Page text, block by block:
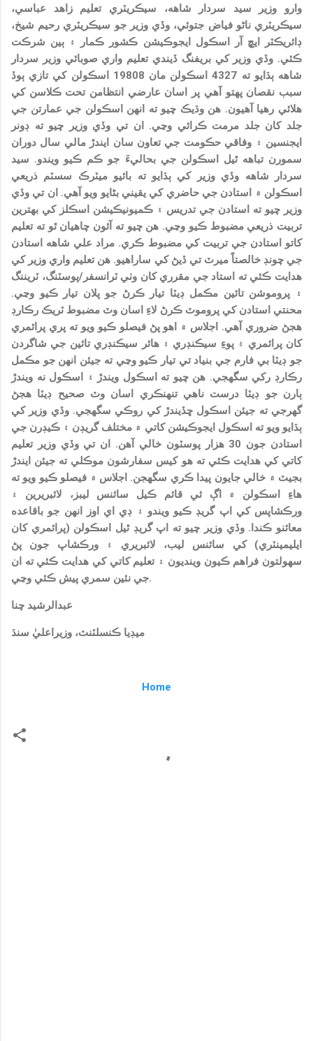
وارو وزير سيد سردار شاهه، سيڪريٽري تعليم زاهد عباسي،
سيڪريٽري ناڻو فياض جتوئي، وڏي وزير جو سيڪريٽري رحيم شيخ،
ڊائريڪٽر ايڇ آر اسڪول ايجوڪيشن ڪشور ڪمار ۽ ٻين شرڪت
ڪئي. وڏي وزير کي بريفنگ ڏيندي تعليم واري صوبائي وزير سردار
شاهه ٻڌايو ته 4327 اسڪولن مان 19808 اسڪولن کي تازي ٻوڏ
سبب نقصان پهتو آهي پر اسان عارضي انتظامن تحت ڪلاسن کي
هلائي رهيا آهيون. هن وڌيڪ چيو ته انهن اسڪولن جي عمارتن جي
جلد کان جلد مرمت ڪرائي وڃي. ان تي وڏي وزير چيو ته ڊونر
ايجنسين ۽ وفاقي حڪومت جي تعاون سان ايندڙ مالي سال دوران
سمورن تباهه ٿيل اسڪولن جي بحاليءَ جو ڪم ڪيو ويندو. سيد
سردار شاهه وڏي وزير کي ٻڌايو ته بائيو ميٽرڪ سسٽم ذريعي
اسڪولن ۾ استادن جي حاضري کي يقيني بڻايو ويو آهي. ان تي وڏي
وزير چيو ته استادن جي تدريس ۽ ڪميونيڪيشن اسڪلز کي بهترين
تربيت ذريعي مضبوط ڪيو وڃي. هن چيو ته آئون چاهيان ٿو ته تعليم
کاتو استادن جي تربيت کي مضبوط ڪري. مراد علي شاهه استادن
جي چونڊ خالصتاً ميرٽ تي ڏيڻ کي ساراهيو. هن تعليم واري وزير کي
هدايت ڪئي ته استاد جي مقرري کان وٺي ٽرانسفر/پوسٽنگ، ٽريننگ
۽ پروموشن تائين مڪمل ڊيٽا تيار ڪرڻ جو پلان تيار ڪيو وڃي.
محنتي استادن کي پروموٽ ڪرڻ لاءِ اسان وٽ مضبوط ٽريڪ رڪارڊ
هجڻ ضروري آهي. اجلاس ۾ اهو پڻ فيصلو ڪيو ويو ته پري پرائمري
کان پرائمري ۽ پوءِ سيڪنڊري ۽ هائر سيڪنڊري تائين جي شاگردن
جو ڊيٽا بي فارم جي بنياد تي تيار ڪيو وڃي ته جيئن انهن جو مڪمل
رڪارڊ رکي سگهجي. هن چيو ته اسڪول ويندڙ ۽ اسڪول نه ويندڙ
ٻارن جو ڊيٽا درست ناهي تنهنڪري اسان وٽ صحيح ڊيٽا هجڻ
گهرجي ته جيئن اسڪول ڇڏيندڙ کي روڪي سگهجي. وڏي وزير کي
ٻڌايو ويو ته اسڪول ايجوڪيشن کاتي ۾ مختلف گريڊن ۽ ڪيڊرن جي
استادن جون 30 هزار پوسٽون خالي آهن. ان تي وڏي وزير تعليم
کاتي کي هدايت ڪئي ته هو کيس سفارشون موڪلي ته جيئن ايندڙ
بجيٽ ۾ خالي جايون پيدا ڪري سگهجن. اجلاس ۾ فيصلو ڪيو ويو ته
هاءِ اسڪولن ۾ اڳ ئي قائم ڪيل سائنس ليبز، لائبريرين ۽
ورڪشاپس کي اپ گريڊ ڪيو ويندو ۽ ڊي اي اوز انهن جو باقاعده
معائنو ڪندا. وڏي وزير چيو ته اپ گريڊ ٿيل اسڪولن (پرائمري کان
ايليمينٽري) کي سائنس ليب، لائبريري ۽ ورڪشاپ جون پڻ
سهولتون فراهم ڪيون وينديون ۽ تعليم کاتي کي هدايت ڪئي ته ان
جي نئين سمري پيش ڪئي وڃي.
عبدالرشيد چنا
ميڊيا ڪنسلٽنٽ، وزيراعليٰ سنڌ
Home